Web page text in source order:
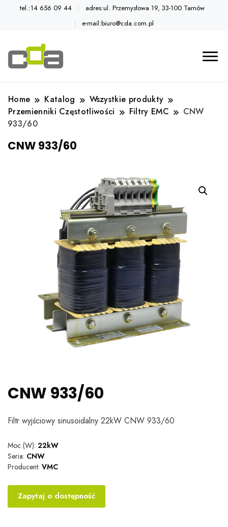
tel.:14 656 09 44
adres:ul. Przemysłowa 19, 33-100 Tarnów
e-mail:biuro@cda.com.pl
Home Katalog
Wszystkie produkty
Przemienniki Częstotliwości
Filtry EMC
CNW
933/60
CNW 933/60
CNW 933/60
Filtr wyjściowy sinusoidalny 22kW CNW 933/60
Moc (W): 22kW
Seria: CNW
Producent: VMC
Zapytaj o dostępność